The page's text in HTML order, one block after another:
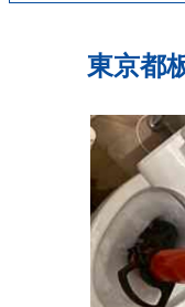
東京都